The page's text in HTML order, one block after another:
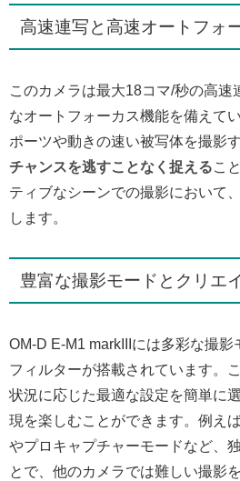
高速連写と高速オートフォ
このカメラは最大18コマ/秒の高速
なオートフォーカス機能を備えて
ポーツや動きの速い被写体を撮影
チャンスを逃すことなく捉えるこ
ティブなシーンでの撮影において
します。
豊富な撮影モードとクリエ
OM-D E-M1 markIIIには多彩な撮
フィルターが搭載されています。
状況に応じた最適な設定を簡単に
現を楽しむことができます。例え
やプロキャプチャーモードなど、
とで、他のカメラでは難しい撮影